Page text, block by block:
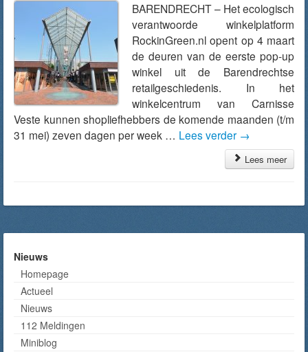
BARENDRECHT – Het ecologisch
verantwoorde winkelplatform
RockinGreen.nl opent op 4 maart
de deuren van de eerste pop-up
winkel uit de Barendrechtse
retailgeschiedenis. In het
winkelcentrum van Carnisse
Veste kunnen shopliefhebbers de komende maanden (t/m
31 mei) zeven dagen per week … Lees verder →
Lees meer
Nieuws
Homepage
Actueel
Nieuws
112 Meldingen
Miniblog